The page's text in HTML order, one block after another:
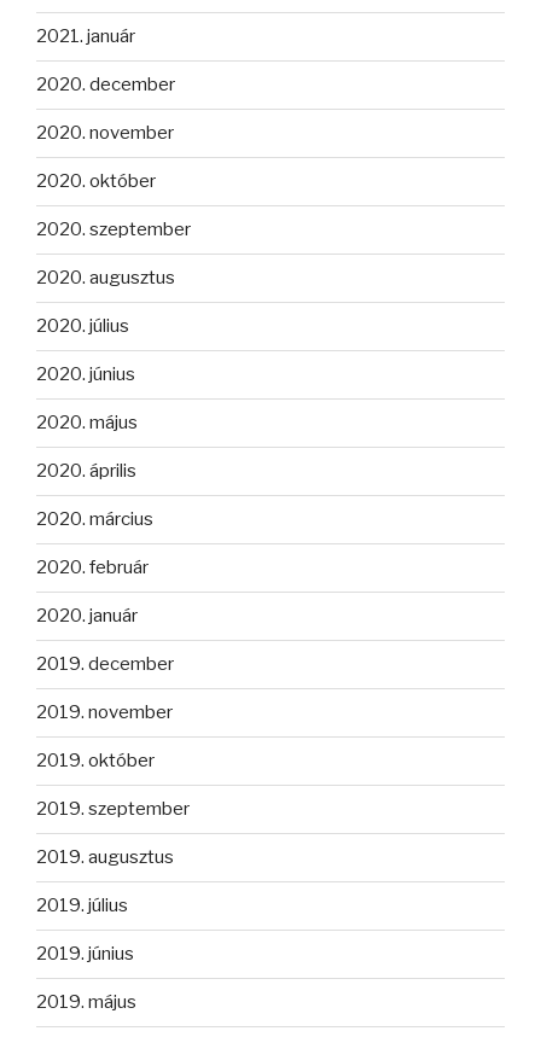
2021. január
2020. december
2020. november
2020. október
2020. szeptember
2020. augusztus
2020. július
2020. június
2020. május
2020. április
2020. március
2020. február
2020. január
2019. december
2019. november
2019. október
2019. szeptember
2019. augusztus
2019. július
2019. június
2019. május